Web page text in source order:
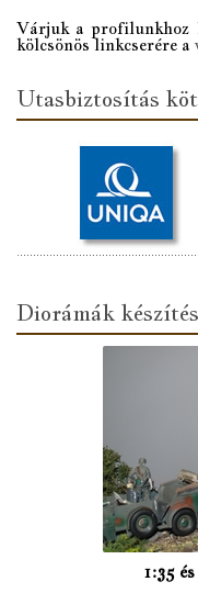
Várjuk a profilunkhoz
kölcsönös linkcserére a
Utasbiztosítás
Diorámák
1:35